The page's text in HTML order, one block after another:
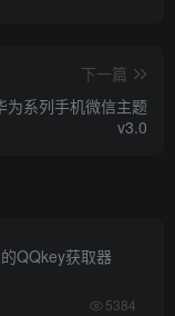
下一篇
为系列手机微信主题
v3.0
QQkey获取器
5384